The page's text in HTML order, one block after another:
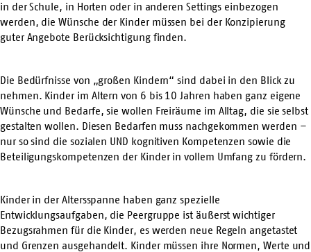
in der Schule, in Horten oder in anderen Settings einbezogen
werden, die Wünsche der Kinder müssen bei der Konzipierung
guter Angebote Berücksichtigung finden.
Die Bedürfnisse von „großen Kindern“ sind dabei in den Blick zu
nehmen. Kinder im Altern von 6 bis 10 Jahren haben ganz eigene
Wünsche und Bedarfe, sie wollen Freiräume im Alltag, die sie selbst
gestalten wollen. Diesen Bedarfen muss nachgekommen werden –
nur so sind die sozialen UND kognitiven Kompetenzen sowie die
Beteiligungskompetenzen der Kinder in vollem Umfang zu fördern.
Kinder in der Altersspanne haben ganz spezielle
Entwicklungsaufgaben, die Peergruppe ist äußerst wichtiger
Bezugsrahmen für die Kinder, es werden neue Regeln angetastet
und Grenzen ausgehandelt. Kinder müssen ihre Normen, Werte und